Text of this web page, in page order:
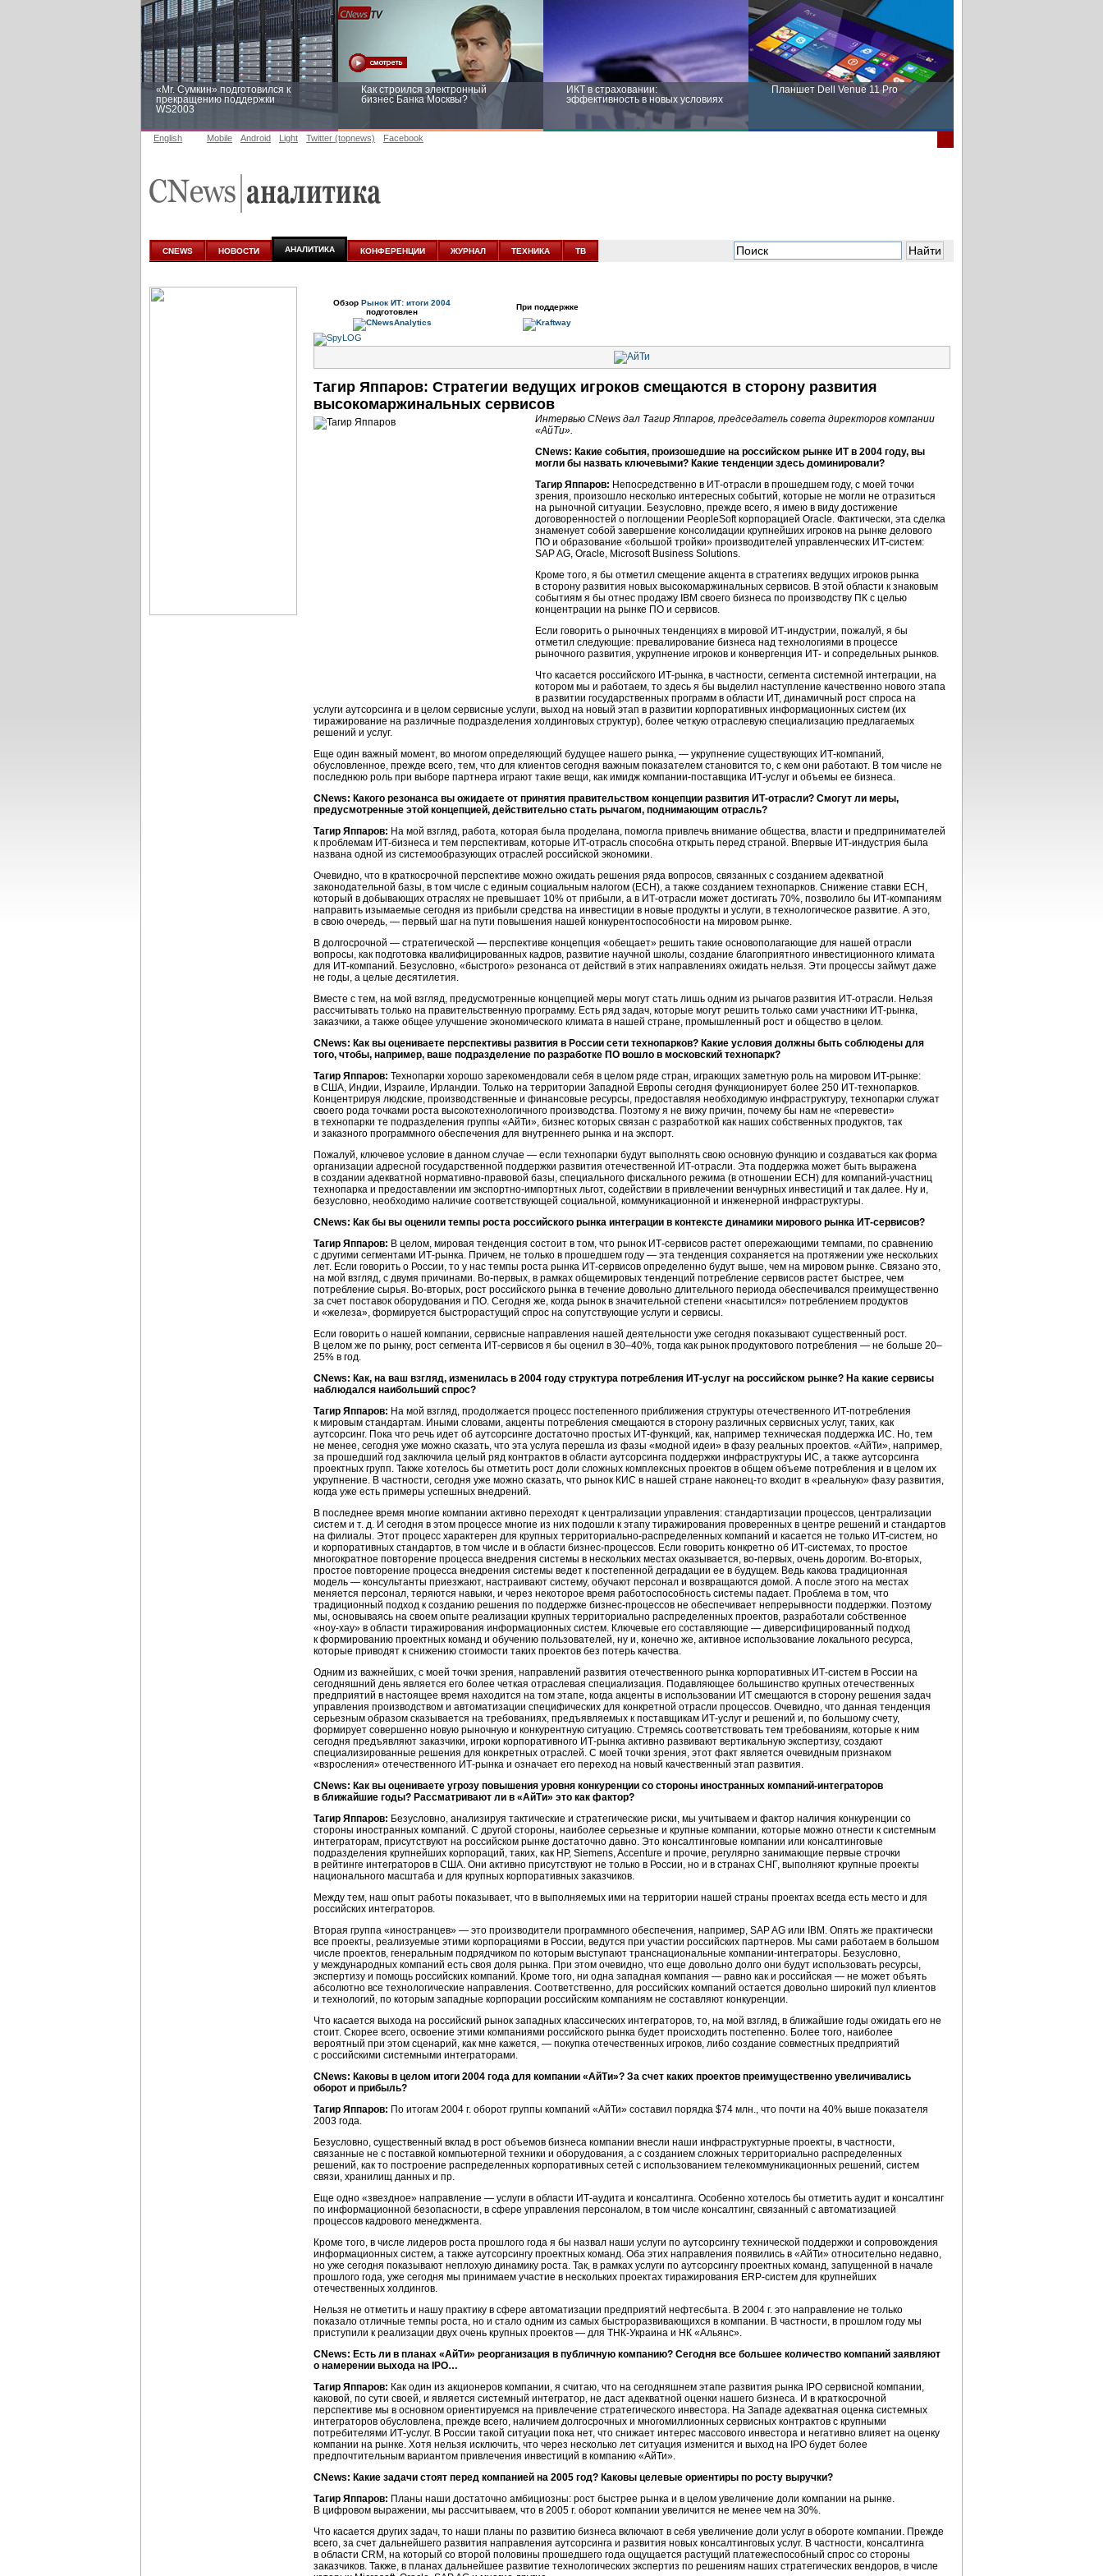
«Mr. Сумкин» подготовился к
прекращению поддержки
WS2003
Как строился электронный
бизнес Банка Москвы?
ИКТ в страховании:
эффективность в новых условиях
Планшет Dell Venue 11 Pro
аналитике
новых условиях
English Mobile Android Light Twitter (topnews) Facebook
CNEWS НОВОСТИ АНАЛИТИКА КОНФЕРЕНЦИИ ЖУРНАЛ ТЕХНИКА ТВ
Обзор Рынок ИТ: итоги 2004
подготовлен
При поддержке
Тагир Яппаров: Стратегии ведущих игроков смещаются в сторону развития
высокомаржинальных сервисов
Интервью CNews дал Тагир Яппаров, председатель cовета директоров компании
«АйТи».
CNews: Какие события, произошедшие на российском рынке ИТ в 2004 году, вы
могли бы назвать ключевыми? Какие тенденции здесь доминировали?
Тагир Яппаров: Непосредственно в ИТ-отрасли в прошедшем году, с моей точки
зрения, произошло несколько интересных событий, которые не могли не отразиться
на рыночной ситуации. Безусловно, прежде всего, я имею в виду достижение
договоренностей о поглощении PeopleSoft корпорацией Oracle. Фактически, эта сделка
знаменует собой завершение консолидации крупнейших игроков на рынке делового
ПО и образование «большой тройки» производителей управленческих ИТ-систем:
SAP AG, Oracle, Microsoft Business Solutions.
Кроме того, я бы отметил смещение акцента в стратегиях ведущих игроков рынка
в сторону развития новых высокомаржинальных сервисов. В этой области к знаковым
событиям я бы отнес продажу IBM своего бизнеса по производству ПК с целью
концентрации на рынке ПО и сервисов.
Если говорить о рыночных тенденциях в мировой ИТ-индустрии, пожалуй, я бы
отметил следующие: превалирование бизнеса над технологиями в процессе
рыночного развития, укрупнение игроков и конвергенция ИТ- и сопредельных рынков.
Что касается российского ИТ-рынка, в частности, сегмента системной интеграции, на
котором мы и работаем, то здесь я бы выделил наступление качественно нового этапа
в развитии государственных программ в области ИТ, динамичный рост спроса на
услуги аутсорсинга и в целом сервисные услуги, выход на новый этап в развитии корпоративных информационных систем (их
тиражирование на различные подразделения холдинговых структур), более четкую отраслевую специализацию предлагаемых
решений и услуг.
Еще один важный момент, во многом определяющий будущее нашего рынка, — укрупнение существующих ИТ-компаний,
обусловленное, прежде всего, тем, что для клиентов сегодня важным показателем становится то, с кем они работают. В том числе не
последнюю роль при выборе партнера играют такие вещи, как имидж компании-поставщика ИТ-услуг и объемы ее бизнеса.
CNews: Какого резонанса вы ожидаете от принятия правительством концепции развития ИТ-отрасли? Смогут ли меры,
предусмотренные этой концепцией, действительно стать рычагом, поднимающим отрасль?
Тагир Яппаров: На мой взгляд, работа, которая была проделана, помогла привлечь внимание общества, власти и предпринимателей
к проблемам ИТ-бизнеса и тем перспективам, которые ИТ-отрасль способна открыть перед страной. Впервые ИТ-индустрия была
названа одной из системообразующих отраслей российской экономики.
Очевидно, что в краткосрочной перспективе можно ожидать решения ряда вопросов, связанных с созданием адекватной
законодательной базы, в том числе с единым социальным налогом (ЕСН), а также созданием технопарков. Снижение ставки ЕСН,
который в добывающих отраслях не превышает 10% от прибыли, а в ИТ-отрасли может достигать 70%, позволило бы ИТ-компаниям
направить изымаемые сегодня из прибыли средства на инвестиции в новые продукты и услуги, в технологическое развитие. А это,
в свою очередь, — первый шаг на пути повышения нашей конкурентоспособности на мировом рынке.
В долгосрочной — стратегической — перспективе концепция «обещает» решить такие основополагающие для нашей отрасли
вопросы, как подготовка квалифицированных кадров, развитие научной школы, создание благоприятного инвестиционного климата
для ИТ-компаний. Безусловно, «быстрого» резонанса от действий в этих направлениях ожидать нельзя. Эти процессы займут даже
не годы, а целые десятилетия.
Вместе с тем, на мой взгляд, предусмотренные концепцией меры могут стать лишь одним из рычагов развития ИТ-отрасли. Нельзя
рассчитывать только на правительственную программу. Есть ряд задач, которые могут решить только сами участники ИТ-рынка,
заказчики, а также общее улучшение экономического климата в нашей стране, промышленный рост и общество в целом.
CNews: Как вы оцениваете перспективы развития в России сети технопарков? Какие условия должны быть соблюдены для
того, чтобы, например, ваше подразделение по разработке ПО вошло в московский технопарк?
Тагир Яппаров: Технопарки хорошо зарекомендовали себя в целом ряде стран, играющих заметную роль на мировом ИТ-рынке:
в США, Индии, Израиле, Ирландии. Только на территории Западной Европы сегодня функционирует более 250 ИТ-технопарков.
Концентрируя людские, производственные и финансовые ресурсы, предоставляя необходимую инфраструктуру, технопарки служат
своего рода точками роста высокотехнологичного производства. Поэтому я не вижу причин, почему бы нам не «перевести»
в технопарки те подразделения группы «АйТи», бизнес которых связан с разработкой как наших собственных продуктов, так
и заказного программного обеспечения для внутреннего рынка и на экспорт.
Пожалуй, ключевое условие в данном случае — если технопарки будут выполнять свою основную функцию и создаваться как форма
организации адресной государственной поддержки развития отечественной ИТ-отрасли. Эта поддержка может быть выражена
в создании адекватной нормативно-правовой базы, специального фискального режима (в отношении ЕСН) для компаний-участниц
технопарка и предоставлении им экспортно-импортных льгот, содействии в привлечении венчурных инвестиций и так далее. Ну и,
безусловно, необходимо наличие соответствующей социальной, коммуникационной и инженерной инфраструктуры.
CNews: Как бы вы оценили темпы роста российского рынка интеграции в контексте динамики мирового рынка ИТ-сервисов?
Тагир Яппаров: В целом, мировая тенденция состоит в том, что рынок ИТ-сервисов растет опережающими темпами, по сравнению
с другими сегментами ИТ-рынка. Причем, не только в прошедшем году — эта тенденция сохраняется на протяжении уже нескольких
лет. Если говорить о России, то у нас темпы роста рынка ИТ-сервисов определенно будут выше, чем на мировом рынке. Связано это,
на мой взгляд, с двумя причинами. Во-первых, в рамках общемировых тенденций потребление сервисов растет быстрее, чем
потребление сырья. Во-вторых, рост российского рынка в течение довольно длительного периода обеспечивался преимущественно
за счет поставок оборудования и ПО. Сегодня же, когда рынок в значительной степени «насытился» потреблением продуктов
и «железа», формируется быстрорастущий спрос на сопутствующие услуги и сервисы.
Если говорить о нашей компании, сервисные направления нашей деятельности уже сегодня показывают существенный рост.
В целом же по рынку, рост сегмента ИТ-сервисов я бы оценил в 30–40%, тогда как рынок продуктового потребления — не больше 20–
25% в год.
CNews: Как, на ваш взгляд, изменилась в 2004 году структура потребления ИТ-услуг на российском рынке? На какие сервисы
наблюдался наибольший спрос?
Тагир Яппаров: На мой взгляд, продолжается процесс постепенного приближения структуры отечественного ИТ-потребления
к мировым стандартам. Иными словами, акценты потребления смещаются в сторону различных сервисных услуг, таких, как
аутсорсинг. Пока что речь идет об аутсорсинге достаточно простых ИТ-функций, как, например техническая поддержка ИС. Но, тем
не менее, сегодня уже можно сказать, что эта услуга перешла из фазы «модной идеи» в фазу реальных проектов. «АйТи», например,
за прошедший год заключила целый ряд контрактов в области аутсорсинга поддержки инфраструктуры ИС, а также аутсорсинга
проектных групп. Также хотелось бы отметить рост доли сложных комплексных проектов в общем объеме потребления и в целом их
укрупнение. В частности, сегодня уже можно сказать, что рынок КИС в нашей стране наконец-то входит в «реальную» фазу развития,
когда уже есть примеры успешных внедрений.
В последнее время многие компании активно переходят к централизации управления: стандартизации процессов, централизации
систем и т. д. И сегодня в этом процессе многие из них подошли к этапу тиражирования проверенных в центре решений и стандартов
на филиалы. Этот процесс характерен для крупных территориально-распределенных компаний и касается не только ИТ-систем, но
и корпоративных стандартов, в том числе и в области бизнес-процессов. Если говорить конкретно об ИТ-системах, то простое
многократное повторение процесса внедрения системы в нескольких местах оказывается, во-первых, очень дорогим. Во-вторых,
простое повторение процесса внедрения системы ведет к постепенной деградации ее в будущем. Ведь какова традиционная
модель — консультанты приезжают, настраивают систему, обучают персонал и возвращаются домой. А после этого на местах
меняется персонал, теряются навыки, и через некоторое время работоспособность системы падает. Проблема в том, что
традиционный подход к созданию решения по поддержке бизнес-процессов не обеспечивает непрерывности поддержки. Поэтому
мы, основываясь на своем опыте реализации крупных территориально распределенных проектов, разработали собственное
«ноу-хау» в области тиражирования информационных систем. Ключевые его составляющие — диверсифицированный подход
к формированию проектных команд и обучению пользователей, ну и, конечно же, активное использование локального ресурса,
которые приводят к снижению стоимости таких проектов без потерь качества.
Одним из важнейших, с моей точки зрения, направлений развития отечественного рынка корпоративных ИТ-систем в России на
сегодняшний день является его более четкая отраслевая специализация. Подавляющее большинство крупных отечественных
предприятий в настоящее время находится на том этапе, когда акценты в использовании ИТ смещаются в сторону решения задач
управления производством и автоматизации специфических для конкретной отрасли процессов. Очевидно, что данная тенденция
серьезным образом сказывается на требованиях, предъявляемых к поставщикам ИТ-услуг и решений и, по большому счету,
формирует совершенно новую рыночную и конкурентную ситуацию. Стремясь соответствовать тем требованиям, которые к ним
сегодня предъявляют заказчики, игроки корпоративного ИТ-рынка активно развивают вертикальную экспертизу, создают
специализированные решения для конкретных отраслей. С моей точки зрения, этот факт является очевидным признаком
«взросления» отечественного ИТ-рынка и означает его переход на новый качественный этап развития.
CNews: Как вы оцениваете угрозу повышения уровня конкуренции со стороны иностранных компаний-интеграторов
в ближайшие годы? Рассматривают ли в «АйТи» это как фактор?
Тагир Яппаров: Безусловно, анализируя тактические и стратегические риски, мы учитываем и фактор наличия конкуренции со
стороны иностранных компаний. С другой стороны, наиболее серьезные и крупные компании, которые можно отнести к системным
интеграторам, присутствуют на российском рынке достаточно давно. Это консалтинговые компании или консалтинговые
подразделения крупнейших корпораций, таких, как НР, Siemens, Accenture и прочие, регулярно занимающие первые строчки
в рейтинге интеграторов в США. Они активно присутствуют не только в России, но и в странах СНГ, выполняют крупные проекты
национального масштаба и для крупных корпоративных заказчиков.
Между тем, наш опыт работы показывает, что в выполняемых ими на территории нашей страны проектах всегда есть место и для
российских интеграторов.
Вторая группа «иностранцев» — это производители программного обеспечения, например, SAP AG или IBM. Опять же практически
все проекты, реализуемые этими корпорациями в России, ведутся при участии российских партнеров. Мы сами работаем в большом
числе проектов, генеральным подрядчиком по которым выступают транснациональные компании-интеграторы. Безусловно,
у международных компаний есть своя доля рынка. При этом очевидно, что еще довольно долго они будут использовать ресурсы,
экспертизу и помощь российских компаний. Кроме того, ни одна западная компания — равно как и российская — не может объять
абсолютно все технологические направления. Соответственно, для российских компаний остается довольно широкий пул клиентов
и технологий, по которым западные корпорации российским компаниям не составляют конкуренции.
Что касается выхода на российский рынок западных классических интеграторов, то, на мой взгляд, в ближайшие годы ожидать его не
стоит. Скорее всего, освоение этими компаниями российского рынка будет происходить постепенно. Более того, наиболее
вероятный при этом сценарий, как мне кажется, — покупка отечественных игроков, либо создание совместных предприятий
с российскими системными интеграторами.
CNews: Каковы в целом итоги 2004 года для компании «АйТи»? За счет каких проектов преимущественно увеличивались
оборот и прибыль?
Тагир Яппаров: По итогам 2004 г. оборот группы компаний «АйТи» составил порядка $74 млн., что почти на 40% выше показателя
2003 года.
Безусловно, существенный вклад в рост объемов бизнеса компании внесли наши инфраструктурные проекты, в частности,
связанные не с поставкой компьютерной техники и оборудования, а с созданием сложных территориально распределенных
решений, как то построение распределенных корпоративных сетей с использованием телекоммуникационных решений, систем
связи, хранилищ данных и пр.
Еще одно «звездное» направление — услуги в области ИТ-аудита и консалтинга. Особенно хотелось бы отметить аудит и консалтинг
по информационной безопасности, в сфере управления персоналом, в том числе консалтинг, связанный с автоматизацией
процессов кадрового менеджмента.
Кроме того, в числе лидеров роста прошлого года я бы назвал наши услуги по аутсорсингу технической поддержки и сопровождения
информационных систем, а также аутсорсингу проектных команд. Оба этих направления появились в «АйТи» относительно недавно,
но уже сегодня показывают неплохую динамику роста. Так, в рамках услуги по аутсорсингу проектных команд, запущенной в начале
прошлого года, уже сегодня мы принимаем участие в нескольких проектах тиражирования ERP-систем для крупнейших
отечественных холдингов.
Нельзя не отметить и нашу практику в сфере автоматизации предприятий нефтесбыта. В 2004 г. это направление не только
показало отличные темпы роста, но и стало одним из самых быстроразвивающихся в компании. В частности, в прошлом году мы
приступили к реализации двух очень крупных проектов — для ТНК-Украина и НК «Альянс».
CNews: Есть ли в планах «АйТи» реорганизация в публичную компанию? Сегодня все большее количество компаний заявляют
о намерении выхода на IPO…
Тагир Яппаров: Как один из акционеров компании, я считаю, что на сегодняшнем этапе развития рынка IPO сервисной компании,
каковой, по сути своей, и является системный интегратор, не даст адекватной оценки нашего бизнеса. И в краткосрочной
перспективе мы в основном ориентируемся на привлечение стратегического инвестора. На Западе адекватная оценка системных
интеграторов обусловлена, прежде всего, наличием долгосрочных и многомиллионных сервисных контрактов с крупными
потребителями ИТ-услуг. В России такой ситуации пока нет, что снижает интерес массового инвестора и негативно влияет на оценку
компании на рынке. Хотя нельзя исключить, что через несколько лет ситуация изменится и выход на IPO будет более
предпочтительным вариантом привлечения инвестиций в компанию «АйТи».
CNews: Какие задачи стоят перед компанией на 2005 год? Каковы целевые ориентиры по росту выручки?
Тагир Яппаров: Планы наши достаточно амбициозны: рост быстрее рынка и в целом увеличение доли компании на рынке.
В цифровом выражении, мы рассчитываем, что в 2005 г. оборот компании увеличится не менее чем на 30%.
Что касается других задач, то наши планы по развитию бизнеса включают в себя увеличение доли услуг в обороте компании. Прежде
всего, за счет дальнейшего развития направления аутсорсинга и развития новых консалтинговых услуг. В частности, консалтинга
в области CRM, на который со второй половины прошедшего года ощущается растущий платежеспособный спрос со стороны
заказчиков. Также, в планах дальнейшее развитие технологических экспертиз по решениям наших стратегических вендоров, в числе